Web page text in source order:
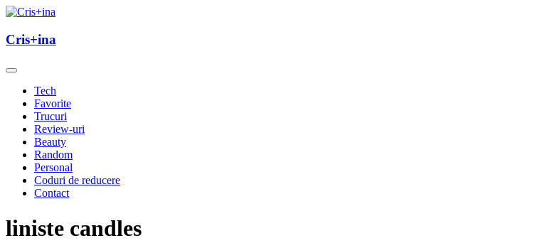
Skip
content
Cris+ina
Cris+ina
Tech
Favorite
Trucuri
Review-uri
Beauty
Random
Personal
Coduri de reducere
Contact
liniste candles